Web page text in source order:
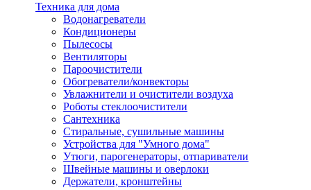
Техника для дома
Водонагреватели
Кондиционеры
Пылесосы
Вентиляторы
Пароочистители
Обогреватели/конвекторы
Увлажнители и очистители воздуха
Роботы стеклоочистители
Сантехника
Стиральные, сушильные машины
Устройства для "Умного дома"
Утюги, парогенераторы, отпариватели
Швейные машины и оверлоки
Держатели, кронштейны